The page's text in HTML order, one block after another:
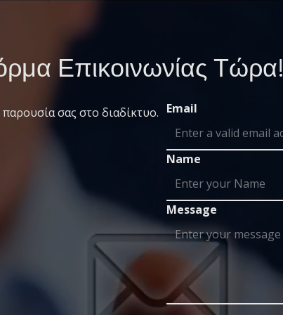
Επικοινωνίας Τώρα!
σας στο διαδίκτυο. Email
Name
Message